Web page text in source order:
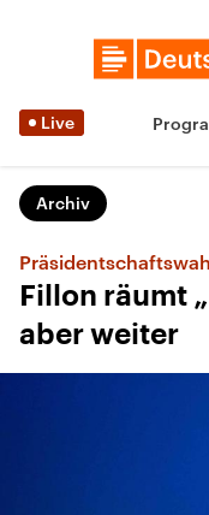
Live
Archiv
Fillon räumt
aber weiter